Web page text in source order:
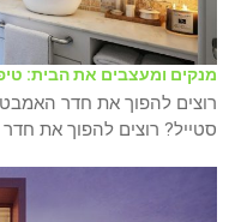
מנקים ומעצבים את הבית:
רוצים להפוך את חדר
סטייל? רוצים להפוך את